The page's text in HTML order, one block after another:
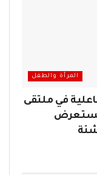
المرأة والطفل
في ملتقى
وتستعرض